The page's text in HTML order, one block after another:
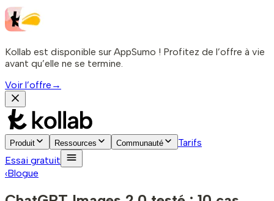
Kollab est disponible sur AppSumo ! Profitez de l’offre à vie
avant qu’elle ne se termine.
Voir l’offre →
Produit Ressources Communauté
Tarifs
Essai gratuit
‹Blogue